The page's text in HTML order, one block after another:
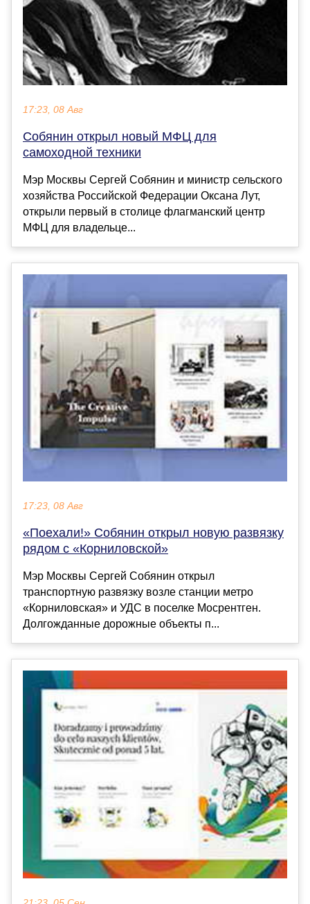
17:23, 08 Авг
Собянин открыл новый МФЦ для
самоходной техники
Мэр Москвы Сергей Собянин и министр сельского
хозяйства Российской Федерации Оксана Лут,
открыли первый в столице флагманский центр
МФЦ для владельце...
17:23, 08 Авг
«Поехали!» Собянин открыл новую развязку
рядом с «Корниловской»
Мэр Москвы Сергей Собянин открыл
транспортную развязку возле станции метро
«Корниловская» и УДС в поселке Мосрентген.
Долгожданные дорожные объекты п...